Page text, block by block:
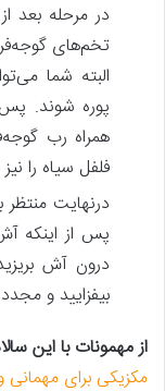
در مرحله بعد
تخم‌های
البته شما
پوره شوند.
همراه رب
فلفل سیاه را نیز
درنهایت منتظر
پس‌ از اینکه
درون آش
بیفزایید و
از مهمونات با این
مکزیکی برای